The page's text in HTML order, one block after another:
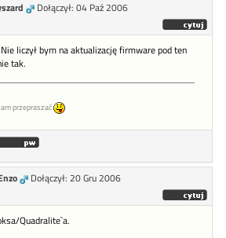
Dołączył: 04 Paź 2006
liczył bym na aktualizację firmware pod ten
tak.
przepraszać
Dołączył: 20 Gru 2006
Quadralite`a.